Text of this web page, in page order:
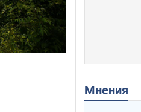
Мнения